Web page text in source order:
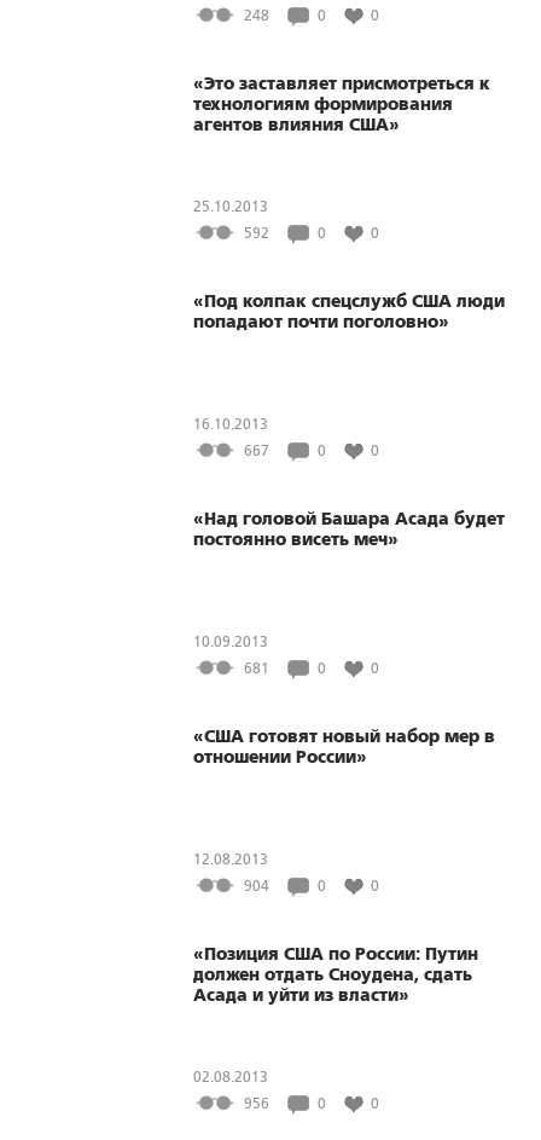
248
0 0
«Это заставляет присмотреться к
технологиям формирования
агентов влияния США»
25.10.2013
592
0 0
«Под колпак спецслужб США люди
попадают почти поголовно»
16.10.2013
667
0 0
«Над головой Башара Асада будет
постоянно висеть меч»
10.09.2013
681
0 0
«США готовят новый набор мер в
отношении России»
12.08.2013
904
0 0
«Позиция США по России: Путин
должен отдать Сноудена, сдать
Асада и уйти из власти»
02.08.2013
956
0 0